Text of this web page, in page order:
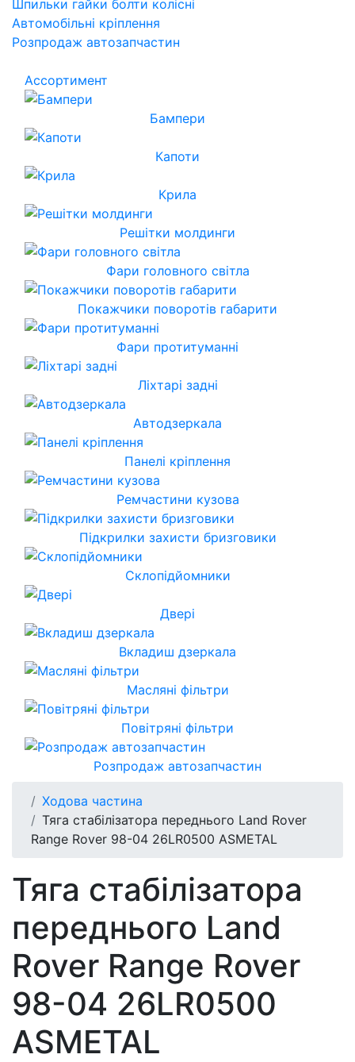
Шпильки гайки болти колісні
Автомобільні кріплення
Розпродаж автозапчастин
Ассортимент
Бампери
Капоти
Крила
Решітки молдинги
Фари головного світла
Покажчики поворотів габарити
Фари протитуманні
Ліхтарі задні
Автодзеркала
Панелі кріплення
Ремчастини кузова
Підкрилки захисти бризговики
Склопідйомники
Двері
Вкладиш дзеркала
Масляні фільтри
Повітряні фільтри
Розпродаж автозапчастин
Ходова частина
Тяга стабілізатора переднього Land Rover
Range Rover 98-04 26LR0500 ASMETAL
Тяга стабілізатора
переднього Land
Rover Range Rover
98-04 26LR0500
ASMETAL